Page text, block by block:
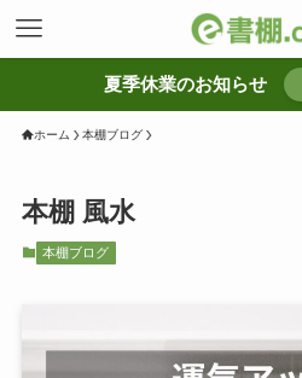
夏季休業のお知らせ
ホーム 本棚ブログ
本棚 風水
本棚ブログ